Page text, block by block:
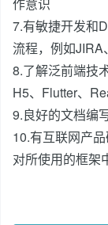
7.有敏捷开发和
流程，例如
8.了解泛前端技
H5、Flutter、
9.良好的文档编
10.有互联网产
对所使用的框架